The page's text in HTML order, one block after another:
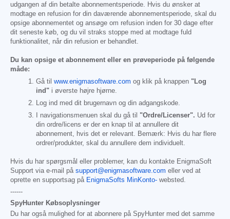
udgangen af din betalte abonnementsperiode. Hvis du ønsker at
modtage en refusion for din daværende abonnementsperiode, skal du
opsige abonnementet og ansøge om refusion inden for 30 dage efter
dit seneste køb, og du vil straks stoppe med at modtage fuld
funktionalitet, når din refusion er behandlet.
Du kan opsige et abonnement eller en prøveperiode på følgende
måde:
Gå til www.enigmasoftware.com og klik på knappen "Log
ind" i øverste højre hjørne.
Log ind med dit brugernavn og din adgangskode.
I navigationsmenuen skal du gå til "Ordre/Licenser". Ud for
din ordre/licens er der en knap til at annullere dit
abonnement, hvis det er relevant. Bemærk: Hvis du har flere
ordrer/produkter, skal du annullere dem individuelt.
Hvis du har spørgsmål eller problemer, kan du kontakte EnigmaSoft
Support via e-mail på support@enigmasoftware.com eller ved at
oprette en supportsag på EnigmaSofts MinKonto- websted.
------
SpyHunter Købsoplysninger
Du har også mulighed for at abonnere på SpyHunter med det samme